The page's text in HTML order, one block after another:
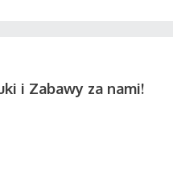
i Zabawy za nami!